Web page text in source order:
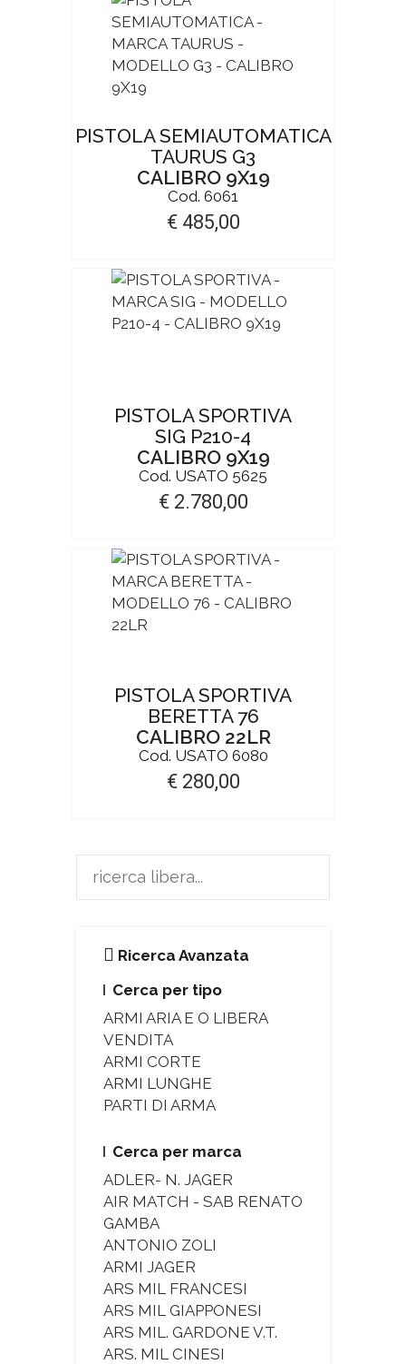
PISTOLA SEMIAUTOMATICA
TAURUS G3
CALIBRO 9X19
Cod. 6061
€ 485,00
PISTOLA SPORTIVA
SIG P210-4
CALIBRO 9X19
Cod. USATO 5625
€ 2.780,00
PISTOLA SPORTIVA
BERETTA 76
CALIBRO 22LR
Cod. USATO 6080
€ 280,00
Ricerca Avanzata
Cerca per tipo
ARMI ARIA E O LIBERA
VENDITA
ARMI CORTE
ARMI LUNGHE
PARTI DI ARMA
Cerca per marca
ADLER- N. JAGER
AIR MATCH - SAB RENATO
GAMBA
ANTONIO ZOLI
ARMI JAGER
ARS MIL FRANCESI
ARS MIL GIAPPONESI
ARS MIL. GARDONE V.T.
ARS. MIL CINESI